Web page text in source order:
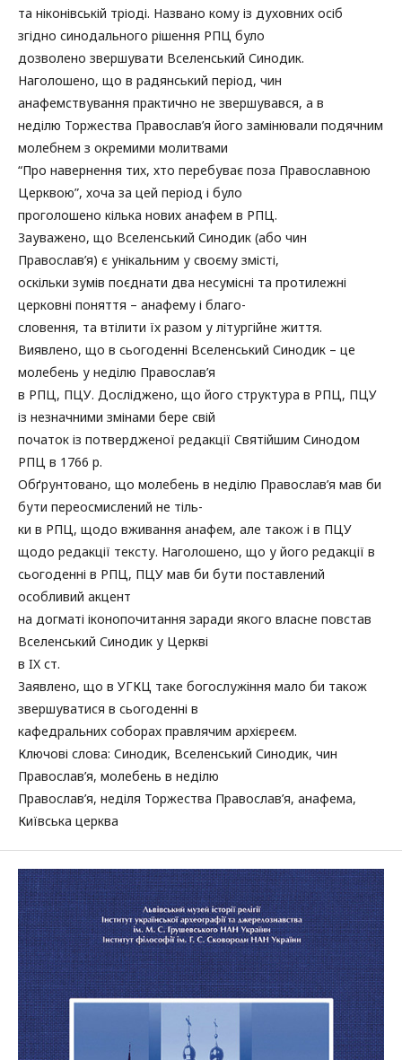
та ніконівській тріоді. Названо кому із духовних осіб
згідно синодального рішення РПЦ було
дозволено звершувати Вселенський Синодик.
Наголошено, що в радянський період, чин
анафемствування практично не звершувався, а в
неділю Торжества Православ’я його замінювали подячним
молебнем з окремими молитвами
“Про навернення тих, хто перебуває поза Православною
Церквою”, хоча за цей період і було
проголошено кілька нових анафем в РПЦ.
Зауважено, що Вселенський Синодик (або чин
Православ’я) є унікальним у своєму змісті,
оскільки зумів поєднати два несумісні та протилежні
церковні поняття – анафему і благо-
словення, та втілити їх разом у літургійне життя.
Виявлено, що в сьогоденні Вселенський Синодик – це
молебень у неділю Православ’я
в РПЦ, ПЦУ. Досліджено, що його структура в РПЦ, ПЦУ
із незначними змінами бере свій
початок із потвердженої редакції Святійшим Синодом
РПЦ в 1766 р.
Обґрунтовано, що молебень в неділю Православ’я мав би
бути переосмислений не тіль-
ки в РПЦ, щодо вживання анафем, але також і в ПЦУ
щодо редакції тексту. Наголошено, що у його редакції в
сьогоденні в РПЦ, ПЦУ мав би бути поставлений
особливий акцент
на догматі іконопочитання заради якого власне повстав
Вселенський Синодик у Церкві
в IX ст.
Заявлено, що в УГКЦ таке богослужіння мало би також
звершуватися в сьогоденні в
кафедральних соборах правлячим архієреєм.
Ключові слова: Cинодик, Вселенський Синодик, чин
Православ’я, молебень в неділю
Православ’я, неділя Торжества Православ’я, анафема,
Київська церква